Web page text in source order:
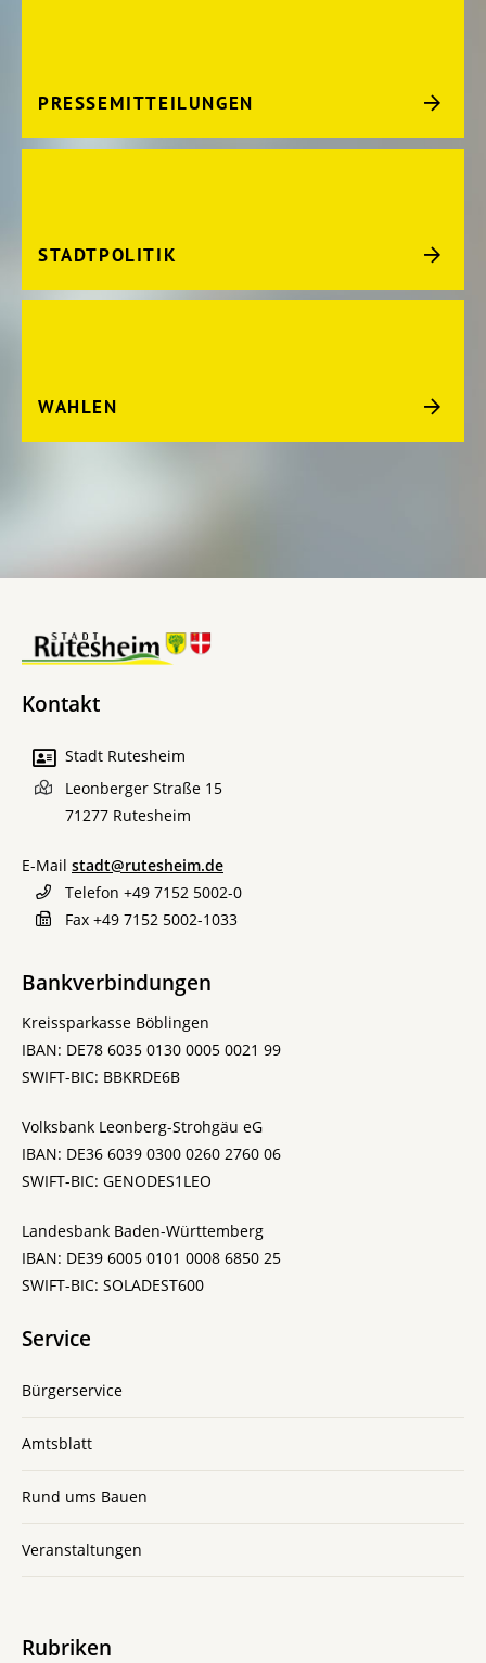
PRESSEMITTEILUNGEN
STADTPOLITIK
WAHLEN
Kontakt
Stadt Rutesheim
Leonberger Straße 15
71277 Rutesheim
E-Mail stadt@rutesheim.de
Telefon +49 7152 5002-0
Fax +49 7152 5002-1033
Bankverbindungen
Kreissparkasse Böblingen
IBAN: DE78 6035 0130 0005 0021 99
SWIFT-BIC: BBKRDE6B
Volksbank Leonberg-Strohgäu eG
IBAN: DE36 6039 0300 0260 2760 06
SWIFT-BIC: GENODES1LEO
Landesbank Baden-Württemberg
IBAN: DE39 6005 0101 0008 6850 25
SWIFT-BIC: SOLADEST600
Service
Bürgerservice
Amtsblatt
Rund ums Bauen
Veranstaltungen
Rubriken